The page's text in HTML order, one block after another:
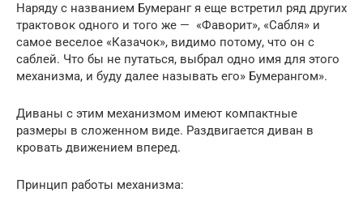
Наряду с названием Бумеранг я еще встретил ряд других
трактовок одного и того же — «Фаворит», «Сабля» и
самое веселое «Казачок», видимо потому, что он с
саблей. Что бы не путаться, выбрал одно имя для этого
механизма, и буду далее называть его» Бумерангом».
Диваны с этим механизмом имеют компактные
размеры в сложенном виде. Раздвигается диван в
кровать движением вперед.
Принцип работы механизма: